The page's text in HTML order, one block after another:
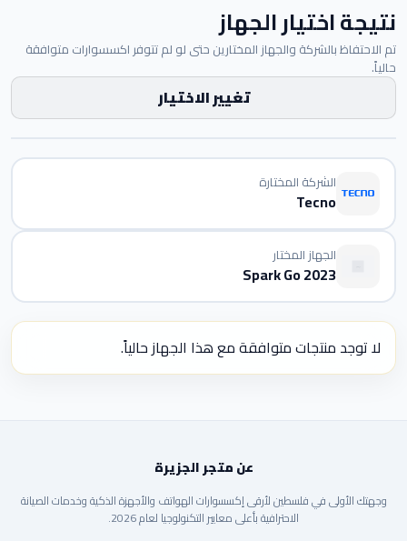
نتيجة اختيار الجهاز
تم الاحتفاظ بالشركة والجهاز المختارين حتى لو لم تتوفر اكسسوارات متوافقة
حالياً.
تغيير الاختيار
الشركة المختارة
Tecno
الجهاز المختار
Spark Go 2023
لا توجد منتجات متوافقة مع هذا الجهاز حالياً.
عن متجر الجزيرة
وجهتك الأولى في فلسطين لأرقى إكسسوارات الهواتف والأجهزة الذكية وخدمات الصيانة
الاحترافية بأعلى معايير التكنولوجيا لعام 2026.